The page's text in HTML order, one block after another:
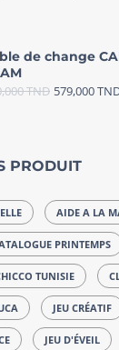
de change
TND 579,000
PRODUIT
AIDE A LA
PRINTEMPS
TUNISIE
JEU CRÉATIF
JEU D'ÉVEIL